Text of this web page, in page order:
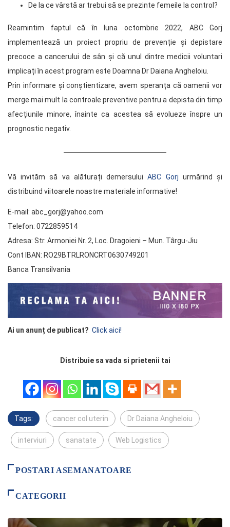
De la ce vârstă ar trebui să se prezinte femeile la control?
Reamintim faptul că în luna octombrie 2022, ABC Gorj
implementează un proiect propriu de prevenție și depistare
precoce a cancerului de sân și că unul dintre medicii voluntari
implicați în acest program este Doamna Dr Daiana Angheloiu.
Prin informare și conștientizare, avem speranța că oamenii vor
merge mai mult la controale preventive pentru a depista din timp
afecțiunile minore, înainte ca acestea să evolueze înspre un
prognostic negativ.
Vă invităm să va alăturați demersuluiABC Gorj urmărind și
distribuind viitoarele noastre materiale informative!
E-mail: abc_gorj@yahoo.com
Telefon: 0722859514
Adresa: Str. Armoniei Nr. 2, Loc. Dragoieni – Mun. Târgu-Jiu
Cont IBAN: RO29BTRLRONCRT0630749201
Banca Transilvania
Ai un anunț de publicat? Click aici!
Distribuie sa vada si prietenii tai
Tags: cancer col uterin Dr Daiana Angheloiu
interviuri sanatate Web Logistics
POSTARI ASEMANATOARE
CATEGORII